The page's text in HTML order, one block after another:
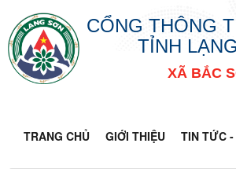
CỔNG THÔNG
TỈNH
XÃ BẮC
TRANG CHỦ GIỚI THIỆU TIN TỨC